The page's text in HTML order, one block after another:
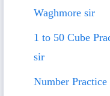
Waghmore sir
1 to 50 Cube
sir
Number Practice